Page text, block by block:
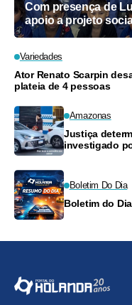
Com presença de
apoio a projeto
Variedades
Ator Renato Scarpin
plateia de 4 pessoas
Amazonas
Justiça
investigado
Boletim Do Dia
Boletim do